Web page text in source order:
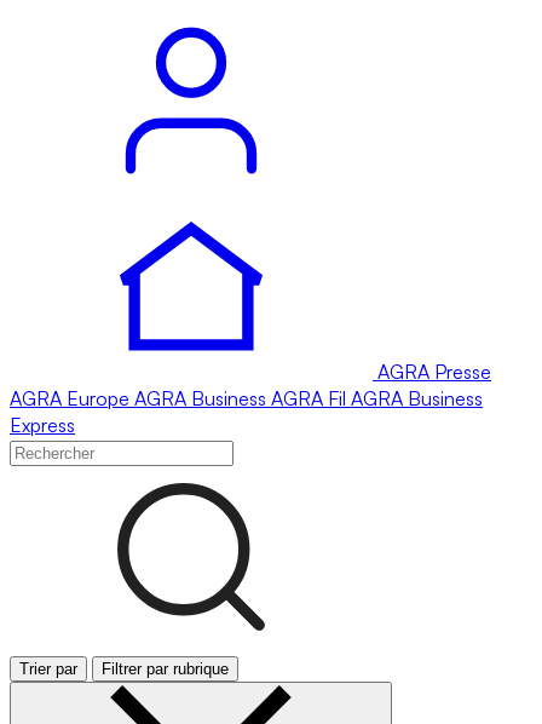
AGRA Presse
AGRA Europe AGRA Business AGRA Fil AGRA Business
Express
Trier par Filtrer par rubrique